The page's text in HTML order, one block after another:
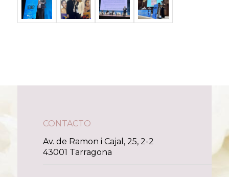
CONTACTO
Av. de Ramon i Cajal, 25, 2-2
43001 Tarragona